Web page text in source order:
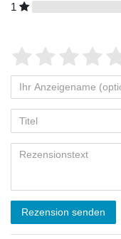
1
Rezension senden